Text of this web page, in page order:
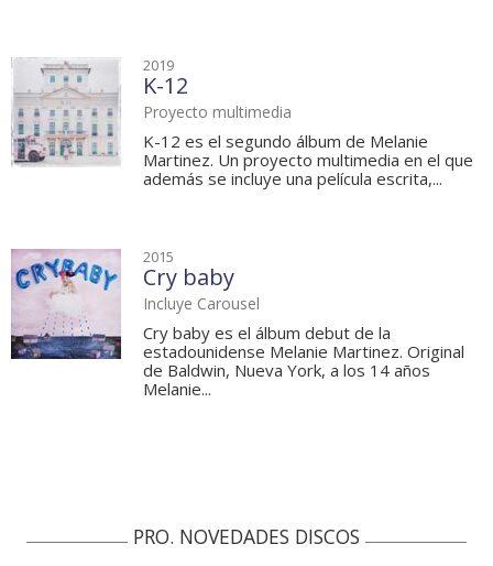
2019
K-12
Proyecto multimedia
K-12 es el segundo álbum de Melanie
Martinez. Un proyecto multimedia en el que
además se incluye una película escrita,...
2015
Cry baby
Incluye Carousel
Cry baby es el álbum debut de la
estadounidense Melanie Martinez. Original
de Baldwin, Nueva York, a los 14 años
Melanie...
PRO. NOVEDADES DISCOS